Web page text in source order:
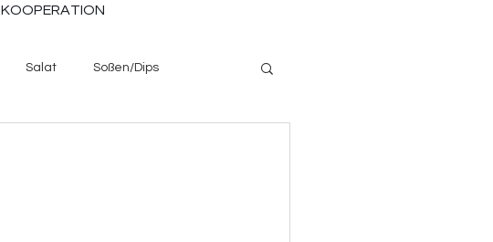
KOOPERATION
Salat Soßen/Dips